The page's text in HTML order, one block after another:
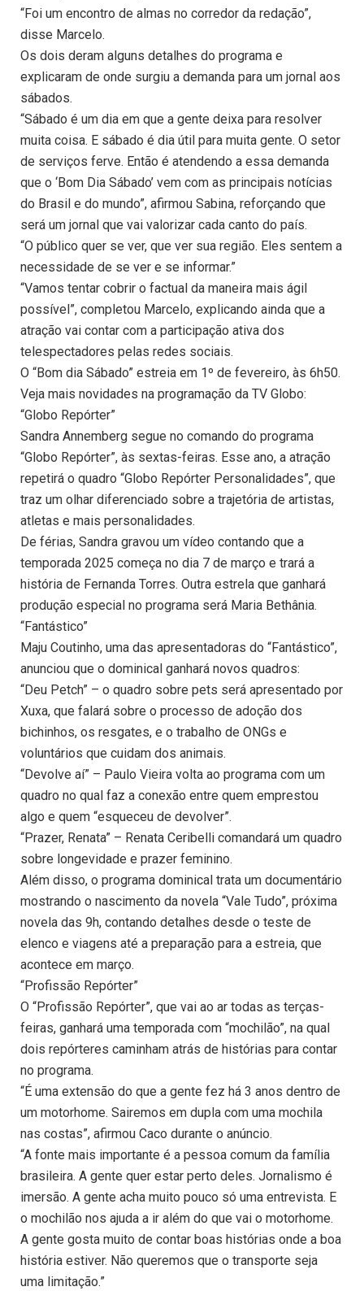
“Foi um encontro de almas no corredor da redação”,
disse Marcelo.
Os dois deram alguns detalhes do programa e
explicaram de onde surgiu a demanda para um jornal aos
sábados.
“Sábado é um dia em que a gente deixa para resolver
muita coisa. E sábado é dia útil para muita gente. O setor
de serviços ferve. Então é atendendo a essa demanda
que o ‘Bom Dia Sábado’ vem com as principais notícias
do Brasil e do mundo”, afirmou Sabina, reforçando que
será um jornal que vai valorizar cada canto do país.
“O público quer se ver, que ver sua região. Eles sentem a
necessidade de se ver e se informar.”
“Vamos tentar cobrir o factual da maneira mais ágil
possível”, completou Marcelo, explicando ainda que a
atração vai contar com a participação ativa dos
telespectadores pelas redes sociais.
O “Bom dia Sábado” estreia em 1º de fevereiro, às 6h50.
Veja mais novidades na programação da TV Globo:
“Globo Repórter”
Sandra Annemberg segue no comando do programa
“Globo Repórter”, às sextas-feiras. Esse ano, a atração
repetirá o quadro “Globo Repórter Personalidades”, que
traz um olhar diferenciado sobre a trajetória de artistas,
atletas e mais personalidades.
De férias, Sandra gravou um vídeo contando que a
temporada 2025 começa no dia 7 de março e trará a
história de Fernanda Torres. Outra estrela que ganhará
produção especial no programa será Maria Bethânia.
“Fantástico”
Maju Coutinho, uma das apresentadoras do “Fantástico”,
anunciou que o dominical ganhará novos quadros:
“Deu Petch” – o quadro sobre pets será apresentado por
Xuxa, que falará sobre o processo de adoção dos
bichinhos, os resgates, e o trabalho de ONGs e
voluntários que cuidam dos animais.
“Devolve aí” – Paulo Vieira volta ao programa com um
quadro no qual faz a conexão entre quem emprestou
algo e quem “esqueceu de devolver”.
“Prazer, Renata” – Renata Ceribelli comandará um quadro
sobre longevidade e prazer feminino.
Além disso, o programa dominical trata um documentário
mostrando o nascimento da novela “Vale Tudo”, próxima
novela das 9h, contando detalhes desde o teste de
elenco e viagens até a preparação para a estreia, que
acontece em março.
“Profissão Repórter”
O “Profissão Repórter”, que vai ao ar todas as terças-
feiras, ganhará uma temporada com “mochilão”, na qual
dois repórteres caminham atrás de histórias para contar
no programa.
“É uma extensão do que a gente fez há 3 anos dentro de
um motorhome. Sairemos em dupla com uma mochila
nas costas”, afirmou Caco durante o anúncio.
“A fonte mais importante é a pessoa comum da família
brasileira. A gente quer estar perto deles. Jornalismo é
imersão. A gente acha muito pouco só uma entrevista. E
o mochilão nos ajuda a ir além do que vai o motorhome.
A gente gosta muito de contar boas histórias onde a boa
história estiver. Não queremos que o transporte seja
uma limitação.”